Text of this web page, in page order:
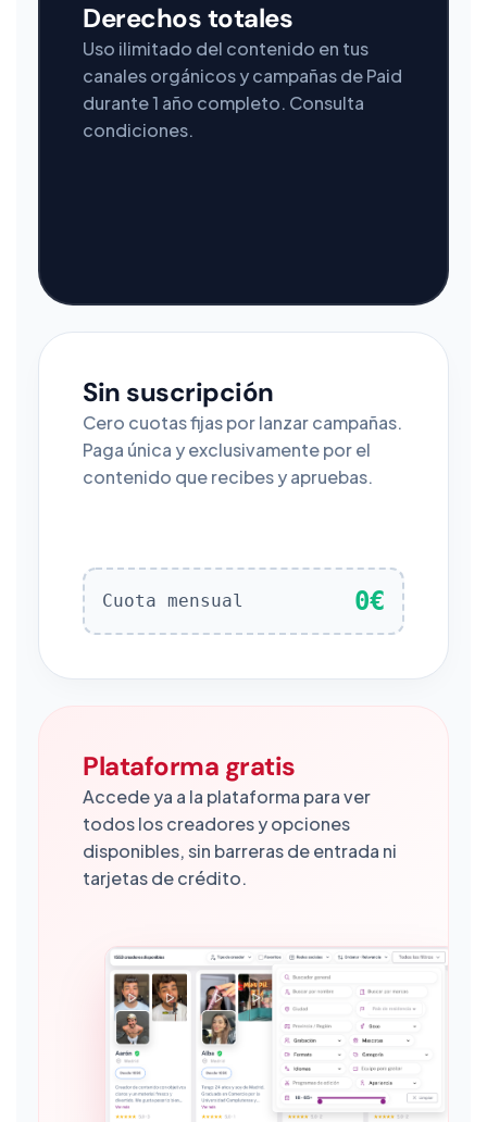
Derechos totales
Uso ilimitado del contenido en tus
canales orgánicos y campañas de Paid
durante 1 año completo. Consulta
condiciones.
Sin suscripción
Cero cuotas fijas por lanzar campañas.
Paga única y exclusivamente por el
contenido que recibes y apruebas.
Cuota mensual 0€
Plataforma gratis
Accede ya a la plataforma para ver
todos los creadores y opciones
disponibles, sin barreras de entrada ni
tarjetas de crédito.